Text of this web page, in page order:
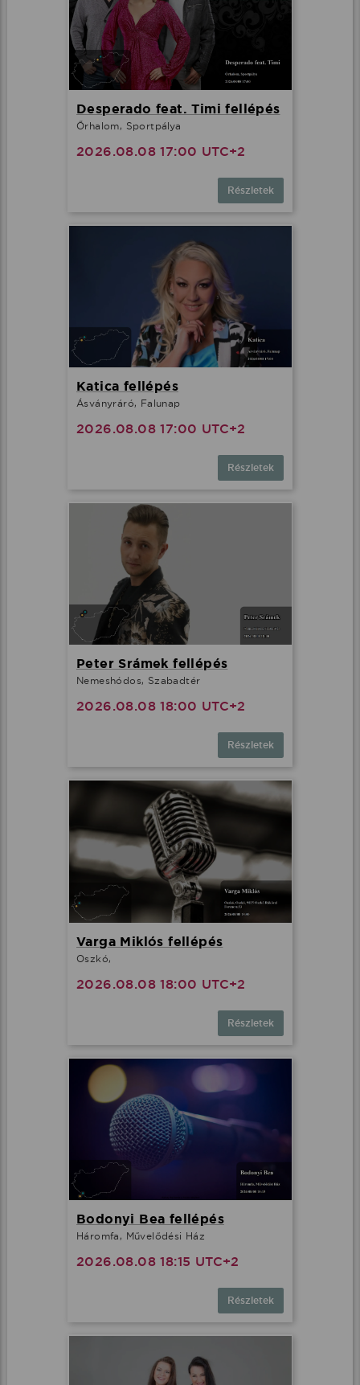
Desperado feat. Timi fellépés
Őrhalom, Sportpálya
2026.08.08 17:00 UTC+2
Részletek
Katica fellépés
Ásványráró, Falunap
2026.08.08 17:00 UTC+2
Részletek
Peter Srámek fellépés
Nemeshódos, Szabadtér
2026.08.08 18:00 UTC+2
Részletek
Varga Miklós fellépés
Oszkó,
2026.08.08 18:00 UTC+2
Részletek
Bodonyi Bea fellépés
Háromfa, Művelődési Ház
2026.08.08 18:15 UTC+2
Részletek